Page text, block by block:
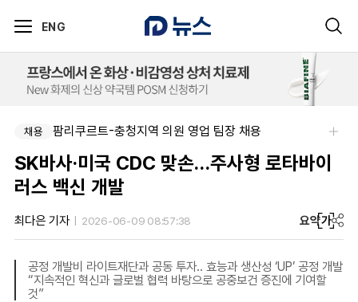
ENG
채용 팜리쿠르트-충청지역 의원 영업 팀장 채용
SK바사·미국 CDC 맞손…주사형 로타바이
러스 백신 개발
최다은 기자 2026-06-09 08:57:38 요약가
공정 개발비 라이트재단과 공동 투자.. 효능과 생산성 ‘UP’ 공정 개발
“지속적인 혁신과 글로벌 협력 바탕으로 공중보건 증진에 기여할
것”